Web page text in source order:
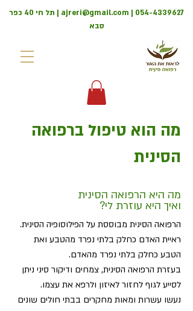
ajreri@gmail.com | 054-4339627
| תל חי 40 כפר
סבא
מה הוא טיפול ברפואה
הסינית
מה היא הרפואה הסינית
ואיך היא עוזרת לי?
הרפואה הסינית מבוססת על הפילוסופיה הסינית.
ראיית האדם כחלק בלתי נפרד מהטבע ואת
הטבע כחלק בלתי נפרד מהאדם.
בעזרת הרפואה הסינית, צמחים ודיקור סיני ניתן
לסייע לגוף לחזור לאיזון ולרפא את עצמו.
נעשו עשרות ומאות מחקרים בבתי חולים שונים